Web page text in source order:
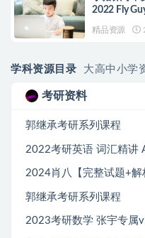
2022 Fly
精品资源
学科资源目录 大高中小学
考研资料
郭继承考研系列课程
2022考研英语 词汇精讲
2024肖八【完整试题+
郭继承考研系列课程
2023考研数学 张宇专属